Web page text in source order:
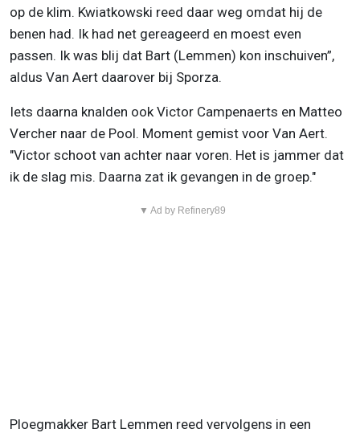
op de klim. Kwiatkowski reed daar weg omdat hij de
benen had. Ik had net gereageerd en moest even
passen. Ik was blij dat Bart (Lemmen) kon inschuiven”,
aldus Van Aert daarover bij Sporza.
Iets daarna knalden ook Victor Campenaerts en Matteo
Vercher naar de Pool. Moment gemist voor Van Aert.
"Victor schoot van achter naar voren. Het is jammer dat
ik de slag mis. Daarna zat ik gevangen in de groep."
▼ Ad by Refinery89
Ploegmakker Bart Lemmen reed vervolgens in een